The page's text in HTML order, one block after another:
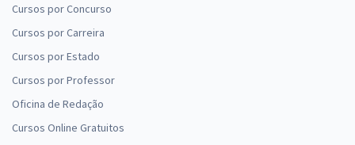
Cursos por Concurso
Cursos por Carreira
Cursos por Estado
Cursos por Professor
Oficina de Redação
Cursos Online Gratuitos